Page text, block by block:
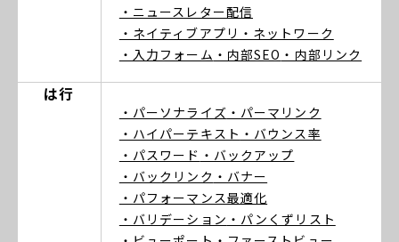
・ニュースレター配信
・ネイティブアプリ ・ネットワーク
・入力フォーム ・内部SEO ・内部リンク
は行
・パーソナライズ ・パーマリンク
・ハイパーテキスト ・バウンス率
・パスワード ・バックアップ
・バックリンク ・バナー
・パフォーマンス最適化
・バリデーション ・パンくずリスト